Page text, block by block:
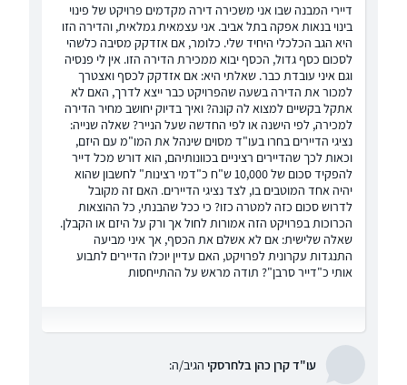
דיירי המבנה שבו אני משכירה דירה מקדמים פרויקט של פינוי
בינוי בנאות אפקה בתל אביב. אני עצמאית גמלאית, והדירה הזו
היא הגב הכלכלי היחיד שלי. כלומר, אם אזדקק מסיבה כלשהי
לסכום כסף גדול, הכסף יבוא ממכירת הדירה הזו. אין לי פנסיה
וגם איני עובדת כבר. שאלתי היא: אם אזדקק לכסף ואצטרך
למכור את הדירה בשעה שהפרויקט כבר ייצא לדרך, האם לא
אתקל בקשיים למצוא לה קונה? ואיך בדיוק יחושב מחיר הדירה
למכירה, לפי הישנה או לפי החדשה שעל הנייר? שאלה שנייה:
נציגי הדיירים בחרו בעו"ד מסוים שינהל את המו"מ עם היזם,
וכאות לכך שהדיירים רציניים בכוונותיהם, הוא דורש מכל דייר
להפקיד סכום של 10,000 ש"ח כ"דמי רצינות" לחשבון שהוא
יהיה אחד המוטבים בו, לצד נציגי הדיירים. האם זה מקובל
לדרוש סכום כזה למטרה כזו? כי ככל שהבנתי, כל ההוצאות
הכרוכות בפרויקט הזה אמורות לחול אך ורק על היזם או הקבלן.
שאלה שלישית: אם לא אשלם את הכסף, אך איני מביעה
התנגדות עקרונית לפרויקט, האם עדיין יוכלו הדיירים לתבוע
אותי כ"דייר סרבן"? תודה מראש על ההתייחסות
עו"ד קרן כהן בלחרסקי הגיב/ה: